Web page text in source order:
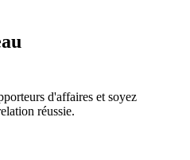
d'affaires et soyez
réussie.